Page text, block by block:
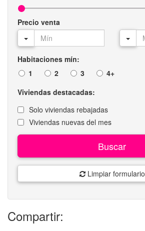
Precio venta
Habitaciones mín:
1
2 3 4+
Viviendas destacadas:
Solo viviendas rebajadas
Viviendas nuevas del mes
Buscar
Limpiar formulario
Compartir: